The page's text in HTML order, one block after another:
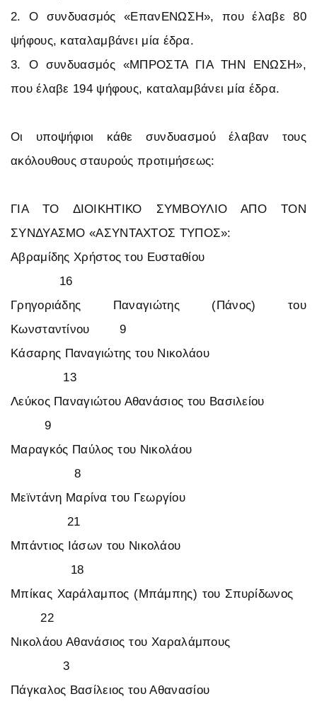
2. Ο συνδυασμός «ΕπανΕΝΩΣΗ», που έλαβε 80
ψήφους, καταλαμβάνει μία έδρα.
3. Ο συνδυασμός «ΜΠΡΟΣΤΑ ΓΙΑ ΤΗΝ ΕΝΩΣΗ»,
που έλαβε 194 ψήφους, καταλαμβάνει μία έδρα.
Οι υποψήφιοι κάθε συνδυασμού έλαβαν τους
ακόλουθους σταυρούς προτιμήσεως:
ΓΙΑ ΤΟ ΔΙΟΙΚΗΤΙΚΟ ΣΥΜΒΟΥΛΙΟ ΑΠΟ ΤΟΝ
ΣΥΝΔΥΑΣΜΟ «ΑΣΥΝΤΑΧΤΟΣ ΤΥΠΟΣ»:
Αβραμίδης Χρήστος του Ευσταθίου
16
Γρηγοριάδης Παναγιώτης (Πάνος) του
Κωνσταντίνου 9
Κάσαρης Παναγιώτης του Νικολάου
13
Λεύκος Παναγιώτου Αθανάσιος του Βασιλείου
9
Μαραγκός Παύλος του Νικολάου
8
Μεϊντάνη Μαρίνα του Γεωργίου
21
Μπάντιος Ιάσων του Νικολάου
18
Μπίκας Χαράλαμπος (Μπάμπης) του Σπυρίδωνος
22
Νικολάου Αθανάσιος του Χαραλάμπους
3
Πάγκαλος Βασίλειος του Αθανασίου